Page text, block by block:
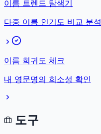
이름 트렌드 탐색기
다중 이름 인기도 비교 분석
이름 희귀도 체크
내 영문명의 희소성 확인
도구